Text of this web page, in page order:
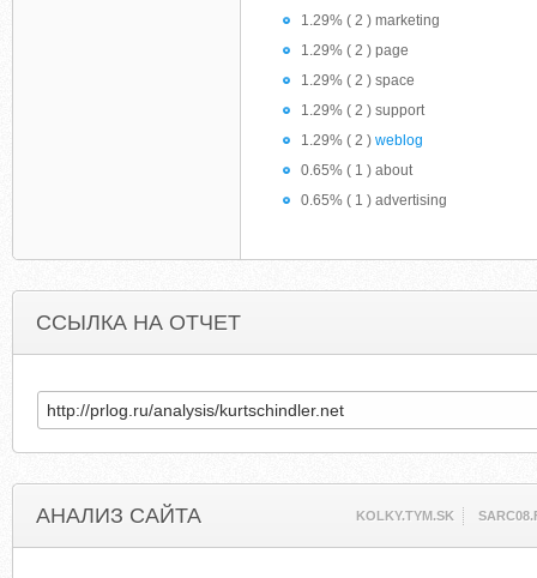
1.29% ( 2 ) marketing
1.29% ( 2 ) page
1.29% ( 2 ) space
1.29% ( 2 ) support
1.29% ( 2 ) weblog
0.65% ( 1 ) about
0.65% ( 1 ) advertising
ССЫЛКА НА ОТЧЕТ
АНАЛИЗ САЙТА KOLKY.TYM.SK